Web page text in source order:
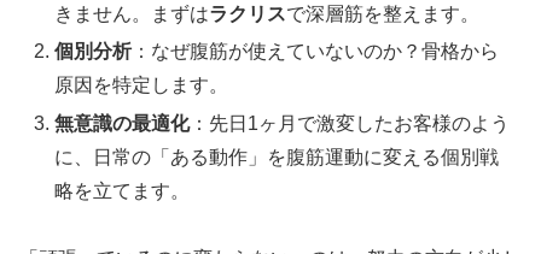
きません。まずはラクリスで深層筋を整えます。
個別分析：なぜ腹筋が使えていないのか？骨格から
原因を特定します。
無意識の最適化：先日1ヶ月で激変したお客様のよう
に、日常の「ある動作」を腹筋運動に変える個別戦
略を立てます。